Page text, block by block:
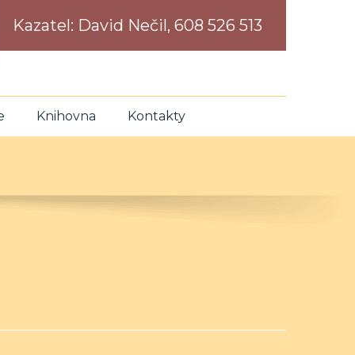
Kazatel: David Nečil, 608 526 513
Knihovna Kontakty